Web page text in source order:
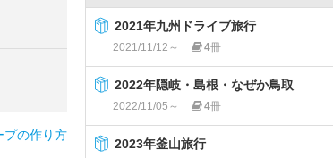
プの作り方
2021年九州ドライブ旅行
2021/11/12～ 4冊
2022年隠岐・島根・なぜか鳥取
2022/11/05～ 4冊
2023年釜山旅行